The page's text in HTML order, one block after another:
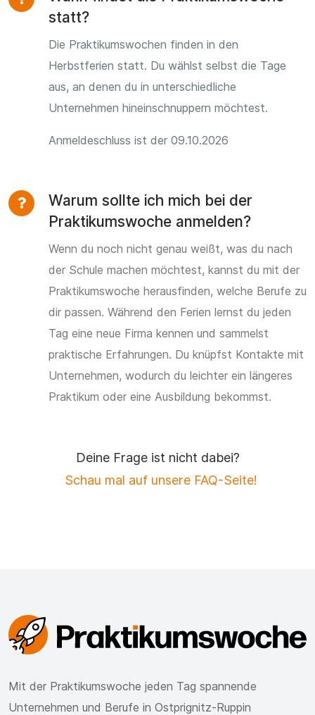
statt?
Die Praktikumswochen finden in den
Herbstferien statt. Du wählst selbst die Tage
aus, an denen du in unterschiedliche
Unternehmen hineinschnuppern möchtest.
Anmeldeschluss ist der 09.10.2026
Warum sollte ich mich bei der
Praktikumswoche anmelden?
Wenn du noch nicht genau weißt, was du nach
der Schule machen möchtest, kannst du mit der
Praktikumswoche herausfinden, welche Berufe zu
dir passen. Während den Ferien lernst du jeden
Tag eine neue Firma kennen und sammelst
praktische Erfahrungen. Du knüpfst Kontakte mit
Unternehmen, wodurch du leichter ein längeres
Praktikum oder eine Ausbildung bekommst.
Deine Frage ist nicht dabei?
Schau mal auf unsere FAQ-Seite!
Mit der Praktikumswoche jeden Tag spannende
Unternehmen und Berufe in Ostprignitz-Ruppin